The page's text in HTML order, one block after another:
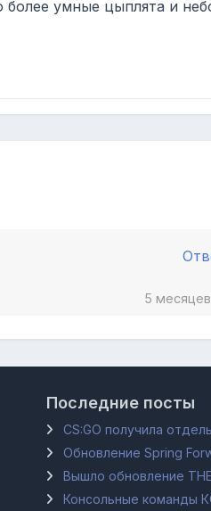
умные цыплята и
5
Последние посты
CS:GO получила
Обновление Spring
Вышло обновление THE
Консольные команды